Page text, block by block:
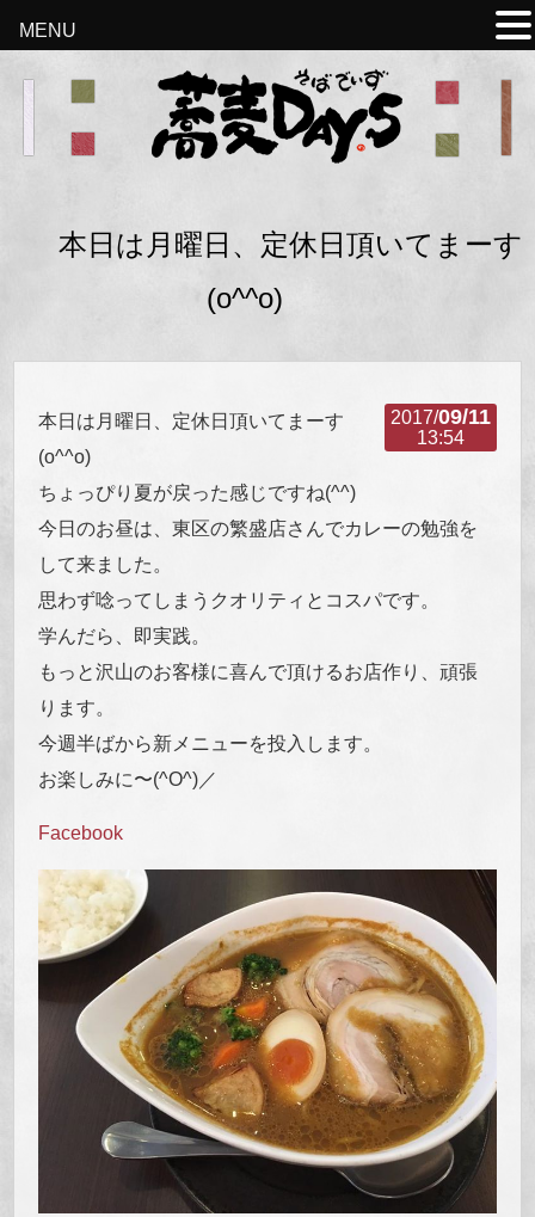
本日は月曜日、定休日頂いてまーす
(o^^o)
2017/09/11
13:54
本日は月曜日、定休日頂いてまーす
(o^^o)
ちょっぴり夏が戻った感じですね(^^)
今日のお昼は、東区の繁盛店さんでカレーの勉強を
して来ました。
思わず唸ってしまうクオリティとコスパです。
学んだら、即実践。
もっと沢山のお客様に喜んで頂けるお店作り、頑張
ります。
今週半ばから新メニューを投入します。
お楽しみに〜(^O^)／
Facebook
MENU